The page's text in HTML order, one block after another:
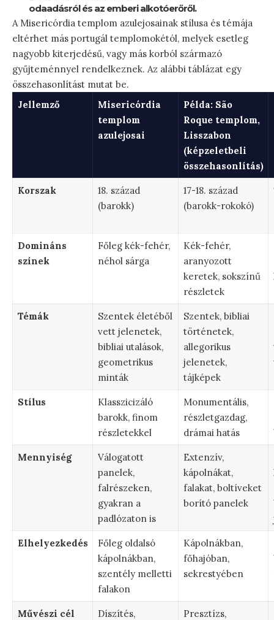
odaadásról és az emberi alkotóerőről.
A Misericórdia templom azulejosainak stílusa és témája
eltérhet más portugál templomokétól, melyek esetleg
nagyobb kiterjedésű, vagy más korból származó
gyűjteménnyel rendelkeznek. Az alábbi táblázat egy
összehasonlítást mutat be.
Jellemző
Misericórdia
templom
azulejosai
Példa: São
Roque templom,
Lisszabon
(képzeletbeli
összehasonlítás)
Korszak
18. század
(barokk)
17-18. század
(barokk-rokokó)
Domináns
színek
Főleg kék-fehér,
néhol sárga
Kék-fehér,
aranyozott
keretek, sokszínű
részletek
Témák
Szentek életéből
vett jelenetek,
bibliai utalások,
geometrikus
minták
Szentek, bibliai
történetek,
allegorikus
jelenetek,
tájképek
Stílus
Klasszicizáló
barokk, finom
részletekkel
Monumentális,
részletgazdag,
drámai hatás
Mennyiség
Válogatott
panelek,
falrészeken,
gyakran a
padlózaton is
Extenzív,
kápolnákat,
falakat, boltíveket
borító panelek
Elhelyezkedés
Főleg oldalsó
kápolnákban,
szentély melletti
falakon
Kápolnákban,
főhajóban,
sekrestyében
Művészi cél
Díszítés,
Presztízs,